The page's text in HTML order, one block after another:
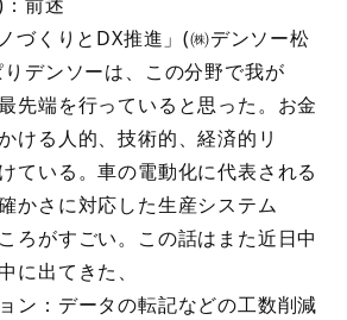
づくりとDX推進」(㈱デンソー松
デンソーは、この分野で我が
先端を行っていると思った。お金
ける人的、技術的、経済的リ
ている。車の電動化に代表される
かさに対応した生産システム
ろがすごい。この話はまた近日中
に出てきた、
ン：データの転記などの工数削減